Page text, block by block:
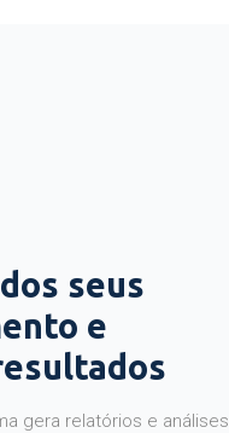
seus
e
gera relatórios e análises